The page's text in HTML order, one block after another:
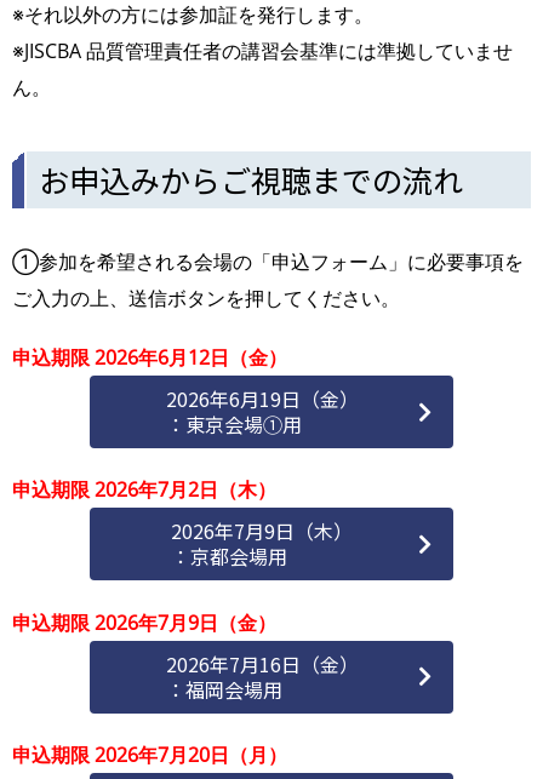
※それ以外の方には参加証を発行します。
※JISCBA 品質管理責任者の講習会基準には準拠していませ
ん。
お申込みからご視聴までの流れ
①参加を希望される会場の「申込フォーム」に必要事項を
ご入力の上、送信ボタンを押してください。
申込期限 2026年6月12日（金）
2026年6月19日（金）
：東京会場①用
申込期限 2026年7月2日（木）
2026年7月9日（木）
：京都会場用
申込期限 2026年7月9日（金）
2026年7月16日（金）
：福岡会場用
申込期限 2026年7月20日（月）